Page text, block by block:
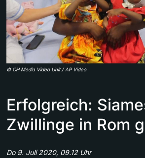
© CH Media Video Unit / AP Video
Erfolgreich:
Zwillinge in Rom
Do 9. Juli 2020, 09.12 Uhr